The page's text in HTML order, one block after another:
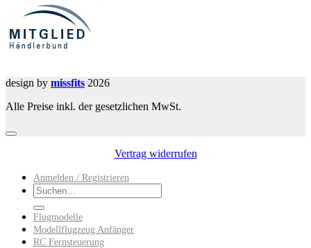
design by missfits 2026
Alle Preise inkl. der gesetzlichen MwSt.
Vertrag widerrufen
Anmelden / Registrieren
Suchen
nach:
Flugmodelle
Modellflugzeug Anfänger
RC Fernsteuerung